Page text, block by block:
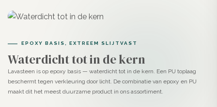
Lavasteen Aquamarine is geen standaard gietvloer. Na
bepaal je zelf de textuur, uitstraling en dikte van de
afwerking.
Toepassingen
EPOXY BASIS, EXTREEM SLIJTVAST
Waterdicht tot in de kern
Lavasteen is op epoxy basis — waterdicht tot in de kern. Een PU toplaag
beschermt tegen verkleuring door licht. De combinatie van epoxy en PU
maakt dit het meest duurzame product in ons assortiment.